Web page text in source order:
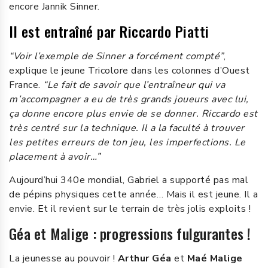
encore Jannik Sinner.
Il est entraîné par Riccardo Piatti
“Voir l’exemple de Sinner a forcément compté”,
explique le jeune Tricolore dans les colonnes d’Ouest
France. “Le fait de savoir que l’entraîneur qui va
m’accompagner a eu de très grands joueurs avec lui,
ça donne encore plus envie de se donner. Riccardo est
très centré sur la technique. Il a la faculté à trouver
les petites erreurs de ton jeu, les imperfections. Le
placement à avoir…”
Aujourd’hui 340e mondial, Gabriel a supporté pas mal
de pépins physiques cette année… Mais il est jeune. Il a
envie. Et il revient sur le terrain de très jolis exploits !
Géa et Malige : progressions fulgurantes !
La jeunesse au pouvoir ! Arthur Géa et Maé Malige